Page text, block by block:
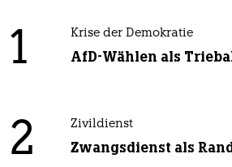
1 Krise der Demokratie
AfD-Wählen als
2 Zivildienst
Zwangsdienst als